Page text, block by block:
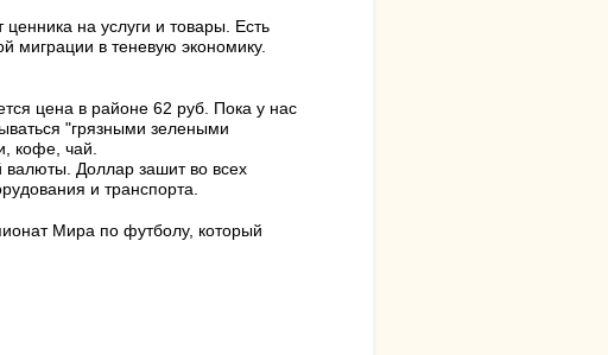
на услуги и товары. Есть
миграции в теневую экономику.
цена в районе 62 руб. Пока у нас
"грязными зелеными
кофе, чай.
Доллар зашит во всех
и транспорта.
Мира по футболу, который